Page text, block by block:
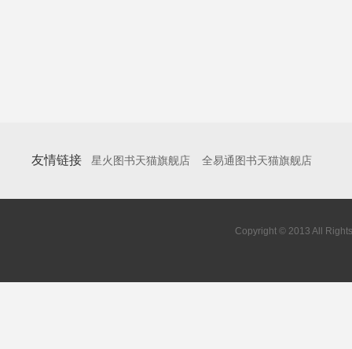
友情链接 星火图书天猫旗舰店 全易通图书天猫旗舰店
Copyright © 2013 All